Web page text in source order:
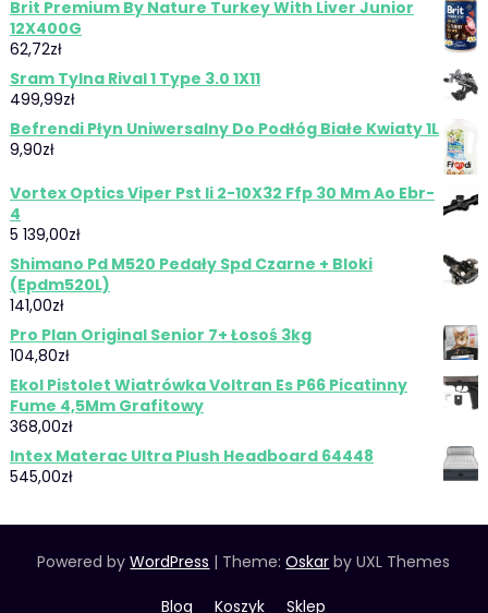
Brit Premium By Nature Turkey With Liver Junior
12X400G
62,72zł
Sram Tylna Rival 1 Type 3.0 1X11
499,99zł
Befrendi Płyn Uniwersalny Do Podłóg Białe Kwiaty 1L
9,90zł
Vortex Optics Viper Pst Ii 2-10X32 Ffp 30 Mm Ao Ebr-
4
5 139,00zł
Shimano Pd M520 Pedały Spd Czarne + Bloki
(Epdm520L)
141,00zł
Pro Plan Original Senior 7+ Łosoś 3kg
104,80zł
Ekol Pistolet Wiatrówka Voltran Es P66 Picatinny
Fume 4,5Mm Grafitowy
368,00zł
Intex Materac Ultra Plush Headboard 64448
545,00zł
Powered byWordPress | Theme:Oskar by UXL Themes
Blog Koszyk Sklep